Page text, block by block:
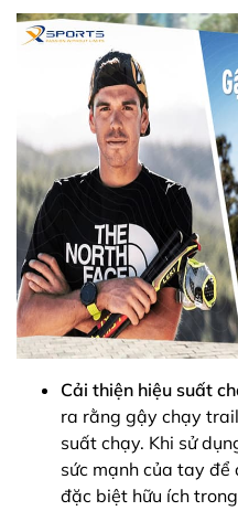
Cải thiện hiệu suất
ra rằng gậy chạy
suất chạy. Khi sử
sức mạnh của tay
đặc biệt hữu ích